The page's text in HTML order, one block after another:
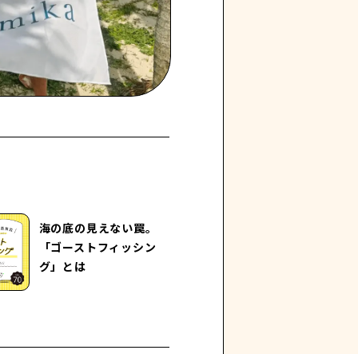
海の底の見えない罠。
「ゴーストフィッシン
グ」とは